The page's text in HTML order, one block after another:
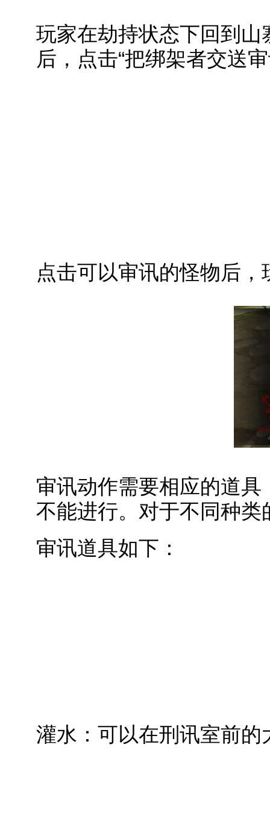
玩家在劫持状态下回到
后，点击“把绑架者交送
点击可以审讯的怪物后
审讯动作需要相应的道
不能进行。对于不同种
审讯道具如下：
灌水：可以在刑讯室前的